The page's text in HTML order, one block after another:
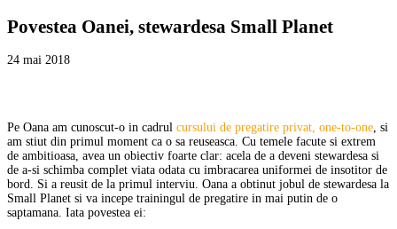
Povestea Oanei, stewardesa Small Planet
24 mai 2018
Pe Oana am cunoscut-o in cadrul cursului de pregatire privat, one-to-one, si
am stiut din primul moment ca o sa reuseasca. Cu temele facute si extrem
de ambitioasa, avea un obiectiv foarte clar: acela de a deveni stewardesa si
de a-si schimba complet viata odata cu imbracarea uniformei de insotitor de
bord. Si a reusit de la primul interviu. Oana a obtinut jobul de stewardesa la
Small Planet si va incepe trainingul de pregatire in mai putin de o
saptamana. Iata povestea ei: